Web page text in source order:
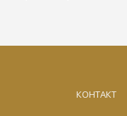
КОНТАКТ